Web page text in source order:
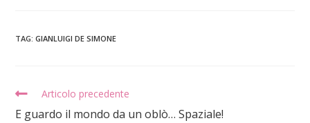
TAG:GIANLUIGI DE SIMONE
Articolo precedente
E guardo il mondo da un oblò… Spaziale!